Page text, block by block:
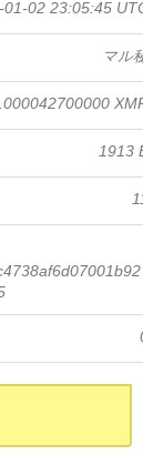
01-02 23:05:45
マル
1913